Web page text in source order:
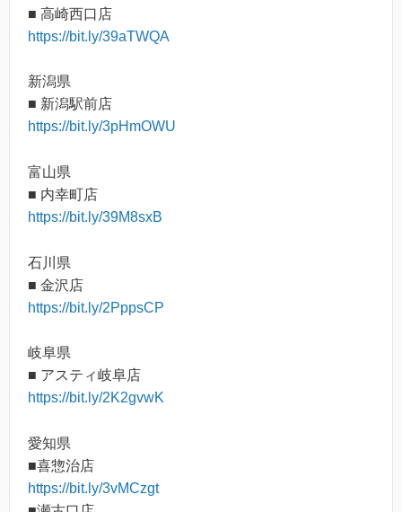
■ 高崎西口店
https://bit.ly/39aTWQA
新潟県
■ 新潟駅前店
https://bit.ly/3pHmOWU
富山県
■ 内幸町店
https://bit.ly/39M8sxB
石川県
■ 金沢店
https://bit.ly/2PppsCP
岐阜県
■ アスティ岐阜店
https://bit.ly/2K2gvwK
愛知県
■喜惣治店
https://bit.ly/3vMCzgt